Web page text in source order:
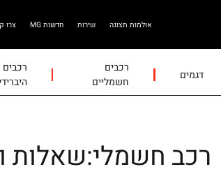
אולמות תצוגה שירות חדשות MG צרו
דגמים
רכבים
חשמליים
רכבים
רכב חשמלי:שאלות